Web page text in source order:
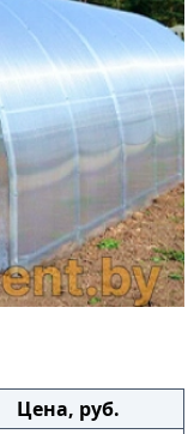
Цена, руб.